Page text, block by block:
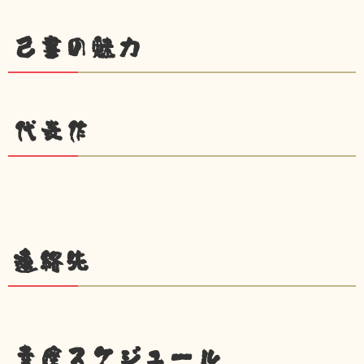
己書の魅力
代表作
連絡先
幸座スケジュール